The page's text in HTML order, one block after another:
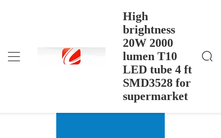
High
brightness
20W 2000
lumen T10
LED tube 4 ft
SMD3528 for
supermarket
High Brightness 20W 2000 Lumen T10 LED Tube 4
Ft SMD3528 For Supermarket
High brightness 20W 2000 lumen T10
LED tube 4 ft SMD3528 for